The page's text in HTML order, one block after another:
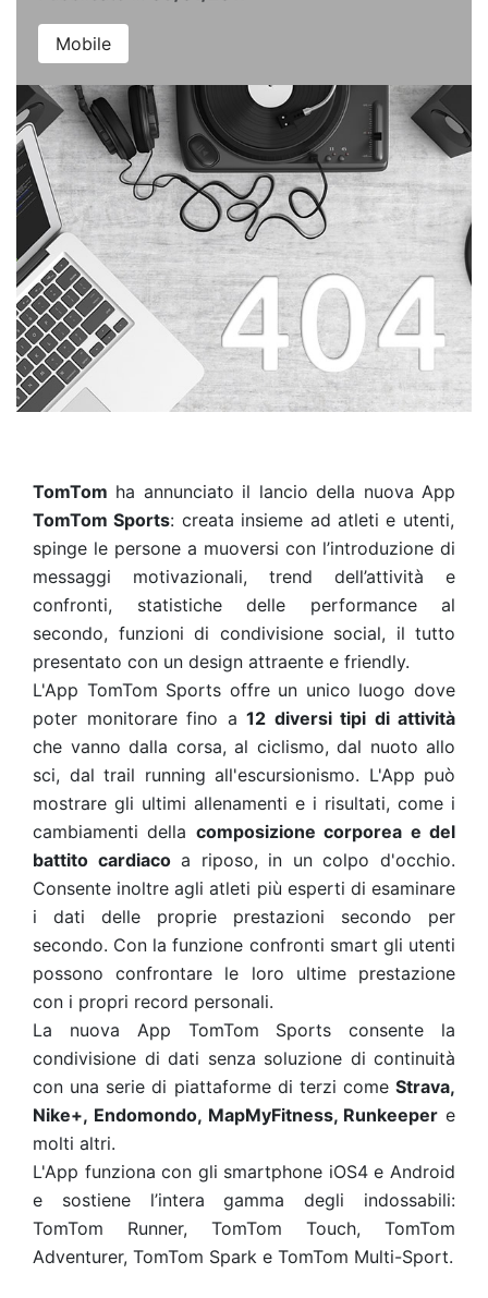
Mobile
TomTom ha annunciato il lancio della nuova App
TomTom Sports: creata insieme ad atleti e utenti,
spinge le persone a muoversi con l’introduzione di
messaggi motivazionali, trend dell’attività e
confronti, statistiche delle performance al
secondo, funzioni di condivisione social, il tutto
presentato con un design attraente e friendly.
L'App TomTom Sports offre un unico luogo dove
poter monitorare fino a 12 diversi tipi di attività
che vanno dalla corsa, al ciclismo, dal nuoto allo
sci, dal trail running all'escursionismo. L'App può
mostrare gli ultimi allenamenti e i risultati, come i
cambiamenti della composizione corporea e del
battito cardiacoa riposo, in un colpo d'occhio.
Consente inoltre agli atleti più esperti di esaminare
i dati delle proprie prestazioni secondo per
secondo. Con la funzione confronti smart gli utenti
possono confrontare le loro ultime prestazione
con i propri record personali.
La nuova App TomTom Sports consente la
condivisione di dati senza soluzione di continuità
con una serie di piattaforme di terzi come Strava,
Nike+, Endomondo, MapMyFitness, Runkeeper e
molti altri.
L'App funziona con gli smartphone iOS4 e Android
e sostiene l’intera gamma degli indossabili:
TomTom Runner, TomTom Touch, TomTom
Adventurer, TomTom Spark e TomTom Multi-Sport.